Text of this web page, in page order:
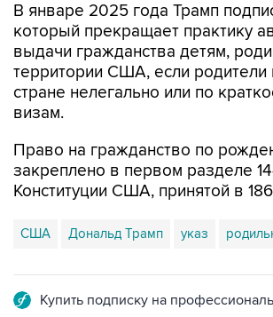
В январе 2025 года Трамп
который прекращает практику
выдачи гражданства детям,
территории США, если родители
стране нелегально или по
визам.
Право на гражданство по
закреплено в первом разделе
Конституции США, принятой в
США Дональд Трамп указ
Купить подписку на